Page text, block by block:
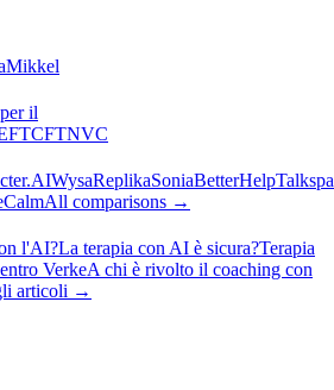
Mikkel
il
CFTNVC
WysaReplikaSoniaBetterHelp
CalmAll comparisons →
l'AI?La terapia con AI è sicura?Terapia
VerkeA chi è rivolto il coaching con
articoli →